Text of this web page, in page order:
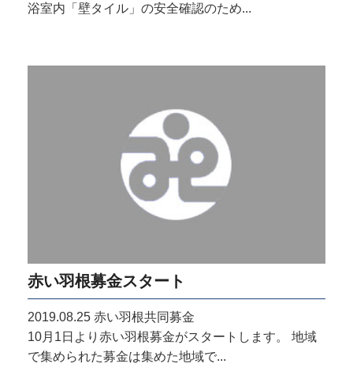
浴室内「壁タイル」の安全確認のため...
赤い羽根募金スタート
2019.08.25 赤い羽根共同募金
10月1日より赤い羽根募金がスタートします。 地域
で集められた募金は集めた地域で...